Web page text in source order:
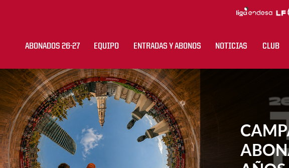
ABONADOS 26-27 EQUIPO ENTRADAS Y ABONOS NOTICIAS CLUB